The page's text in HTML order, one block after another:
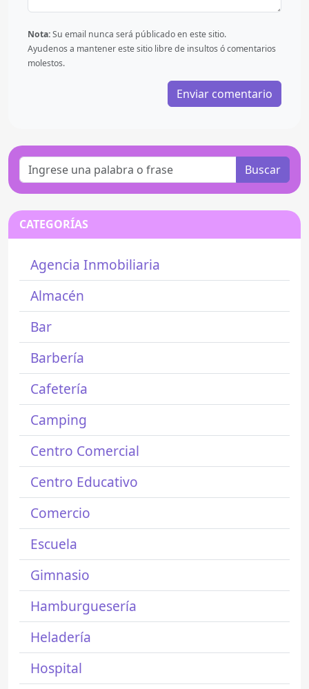
Nota:Su email nunca será públicado en este sitio.
Ayudenos a mantener este sitio libre de insultos ó comentarios
molestos.
Buscar
CATEGORÍAS
Agencia Inmobiliaria
Almacén
Bar
Barbería
Cafetería
Camping
Centro Comercial
Centro Educativo
Comercio
Escuela
Gimnasio
Hamburguesería
Heladería
Hospital